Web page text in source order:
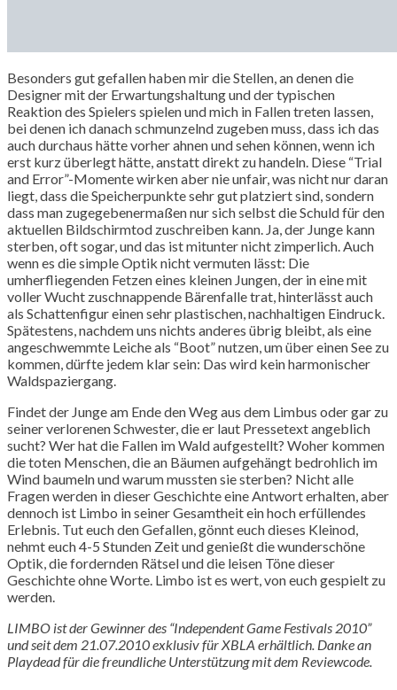
Besonders gut gefallen haben mir die Stellen, an denen die
Designer mit der Erwartungshaltung und der typischen
Reaktion des Spielers spielen und mich in Fallen treten lassen,
bei denen ich danach schmunzelnd zugeben muss, dass ich das
auch durchaus hätte vorher ahnen und sehen können, wenn ich
erst kurz überlegt hätte, anstatt direkt zu handeln. Diese “Trial
and Error”-Momente wirken aber nie unfair, was nicht nur daran
liegt, dass die Speicherpunkte sehr gut platziert sind, sondern
dass man zugegebenermaßen nur sich selbst die Schuld für den
aktuellen Bildschirmtod zuschreiben kann. Ja, der Junge kann
sterben, oft sogar, und das ist mitunter nicht zimperlich. Auch
wenn es die simple Optik nicht vermuten lässt: Die
umherfliegenden Fetzen eines kleinen Jungen, der in eine mit
voller Wucht zuschnappende Bärenfalle trat, hinterlässt auch
als Schattenfigur einen sehr plastischen, nachhaltigen Eindruck.
Spätestens, nachdem uns nichts anderes übrig bleibt, als eine
angeschwemmte Leiche als “Boot” nutzen, um über einen See zu
kommen, dürfte jedem klar sein: Das wird kein harmonischer
Waldspaziergang.
Findet der Junge am Ende den Weg aus dem Limbus oder gar zu
seiner verlorenen Schwester, die er laut Pressetext angeblich
sucht? Wer hat die Fallen im Wald aufgestellt? Woher kommen
die toten Menschen, die an Bäumen aufgehängt bedrohlich im
Wind baumeln und warum mussten sie sterben? Nicht alle
Fragen werden in dieser Geschichte eine Antwort erhalten, aber
dennoch ist Limbo in seiner Gesamtheit ein hoch erfüllendes
Erlebnis. Tut euch den Gefallen, gönnt euch dieses Kleinod,
nehmt euch 4-5 Stunden Zeit und genießt die wunderschöne
Optik, die fordernden Rätsel und die leisen Töne dieser
Geschichte ohne Worte. Limbo ist es wert, von euch gespielt zu
werden.
LIMBO ist der Gewinner des “Independent Game Festivals 2010”
und seit dem 21.07.2010 exklusiv für XBLA erhältlich. Danke an
Playdead für die freundliche Unterstützung mit dem Reviewcode.